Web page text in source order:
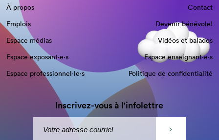
À propos
Contact
Emplois
Devenir bénévole!
Espace médias
Vidéos et balados
Espace exposant·e⋅s
Espace enseignant·e⋅s
Espace professionnel·le⋅s
Politique de confidentialité
Inscrivez-vous à l'infolettre